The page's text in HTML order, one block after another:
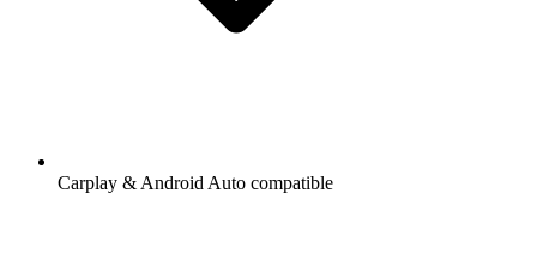
Carplay & Android Auto compatible